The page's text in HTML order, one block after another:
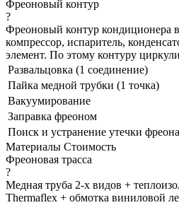
Фреоновый контур
?
Фреоновый контур кондиционера
компрессор, испаритель,
элемент. По этому контуру
Развальцовка (1 соединение)
Пайка медной трубки (1 точка)
Вакуумирование
Заправка фреоном
Поиск и устранение утечки фреона
Материалы Стоимость
Фреоновая трасса
?
Медная труба 2-х видов +
Thermaflex + обмотка виниловой